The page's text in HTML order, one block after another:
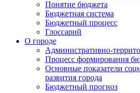
Понятие бюджета
Бюджетная система
Бюджетный процесс
Глоссарий
О городе
Административно-
Процесс формирования
Основные показатели
развития города
Бюджетный прогноз